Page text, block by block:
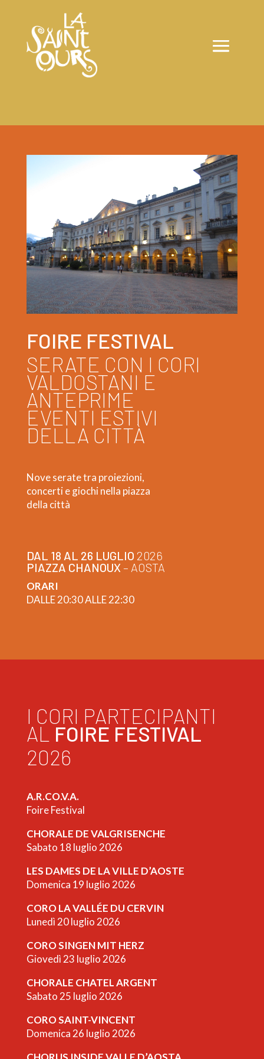
FOIRE FESTIVAL
SERATE CON I CORI
VALDOSTANI E
ANTEPRIME
EVENTI ESTIVI
DELLA CITTÀ
Nove serate tra proiezioni,
concerti e giochi nella piazza
della città
DAL 18 AL 26 LUGLIO 2026
PIAZZA CHANOUX – AOSTA
ORARI
DALLE 20:30 ALLE 22:30
I CORI PARTECIPANTI
AL FOIRE FESTIVAL
2026
A.R.CO.V.A.
Foire Festival
CHORALE DE VALGRISENCHE
Sabato 18 luglio 2026
LES DAMES DE LA VILLE D’AOSTE
Domenica 19 luglio 2026
CORO LA VALLÉE DU CERVIN
Lunedì 20 luglio 2026
CORO SINGEN MIT HERZ
Giovedì 23 luglio 2026
CHORALE CHATEL ARGENT
Sabato 25 luglio 2026
CORO SAINT-VINCENT
Domenica 26 luglio 2026